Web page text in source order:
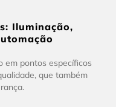
Iluminação,
em pontos específicos
que também